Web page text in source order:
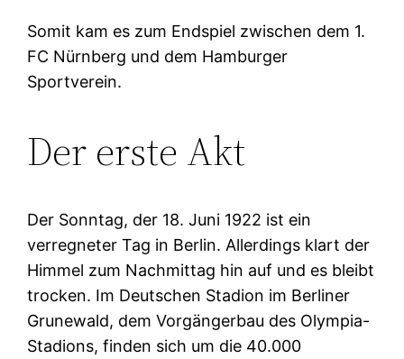
Somit kam es zum Endspiel zwischen dem 1.
FC Nürnberg und dem Hamburger
Sportverein.
Der erste Akt
Der Sonntag, der 18. Juni 1922 ist ein
verregneter Tag in Berlin. Allerdings klart der
Himmel zum Nachmittag hin auf und es bleibt
trocken. Im Deutschen Stadion im Berliner
Grunewald, dem Vorgängerbau des Olympia-
Stadions, finden sich um die 40.000